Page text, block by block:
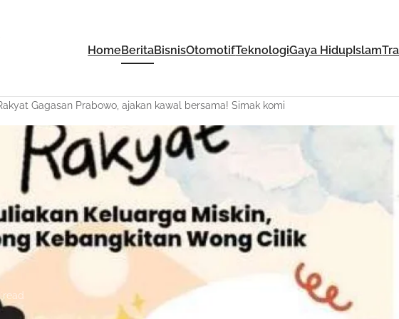
HomeBeritaBisnisOtomotifTeknologiGaya Hidup Islam
Gagasan Prabowo, ajakan kawal bersama! Simak komi
read